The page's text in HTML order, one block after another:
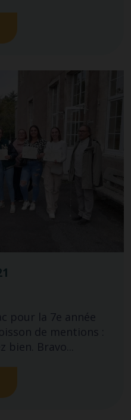
pour la 7e année
de mentions :
bien. Bravo...